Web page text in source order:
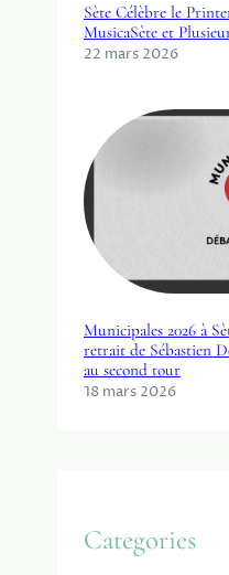
Sète Célèbre le
MusicaSète et
22 mars 2026
Municipales 2026 à
retrait de Sébastien
au second tour
18 mars 2026
Categories